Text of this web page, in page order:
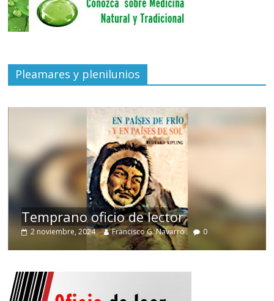
Pleamares y plenilunios
Temprano oficio de lector
2 noviembre, 2024 Francisco G. Navarro 0